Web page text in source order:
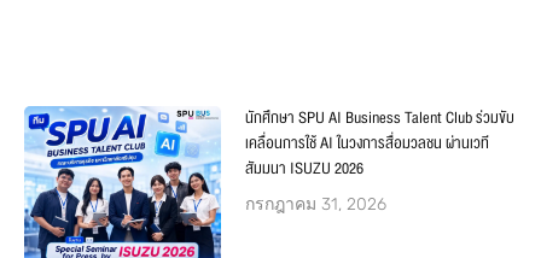
นักศึกษา SPU AI Business Talent Club ร่วมขับ
เคลื่อนการใช้ AI ในวงการสื่อมวลชน ผ่านเวที
สัมมนา ISUZU 2026
กรกฎาคม 31, 2026